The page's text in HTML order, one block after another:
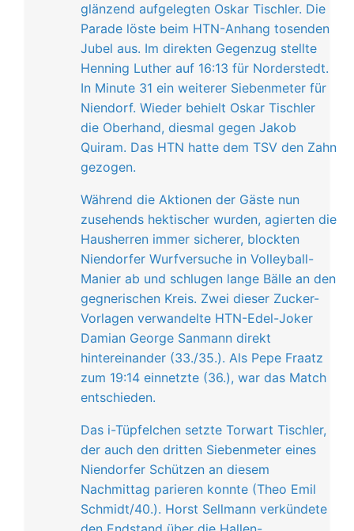
glänzend aufgelegten Oskar Tischler. Die
Parade löste beim HTN-Anhang tosenden
Jubel aus. Im direkten Gegenzug stellte
Henning Luther auf 16:13 für Norderstedt.
In Minute 31 ein weiterer Siebenmeter für
Niendorf. Wieder behielt Oskar Tischler
die Oberhand, diesmal gegen Jakob
Quiram. Das HTN hatte dem TSV den Zahn
gezogen.
Während die Aktionen der Gäste nun
zusehends hektischer wurden, agierten die
Hausherren immer sicherer, blockten
Niendorfer Wurfversuche in Volleyball-
Manier ab und schlugen lange Bälle an den
gegnerischen Kreis. Zwei dieser Zucker-
Vorlagen verwandelte HTN-Edel-Joker
Damian George Sanmann direkt
hintereinander (33./35.). Als Pepe Fraatz
zum 19:14 einnetzte (36.), war das Match
entschieden.
Das i-Tüpfelchen setzte Torwart Tischler,
der auch den dritten Siebenmeter eines
Niendorfer Schützen an diesem
Nachmittag parieren konnte (Theo Emil
Schmidt/40.). Horst Sellmann verkündete